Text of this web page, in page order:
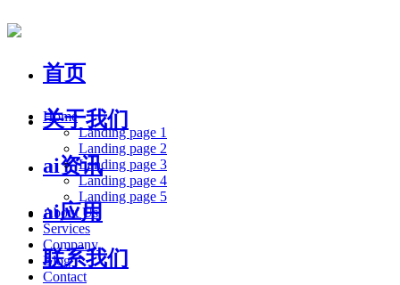
首页
关于我们
ai资讯
ai应用
联系我们
Home
Landing page 1
Landing page 2
Landing page 3
Landing page 4
Landing page 5
About Us
Services
Company
Blog
Contact